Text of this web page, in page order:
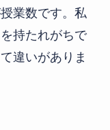
業数です。私
持たれがちで
違いがありま